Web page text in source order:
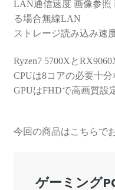
LAN通信速度 画像参照
る場合無線LAN
ストレージ読み込み速
Ryzen7 5700Xと
CPUは8コアの必要十分
GPUはFHDで高画質設
今回の商品はこちらで